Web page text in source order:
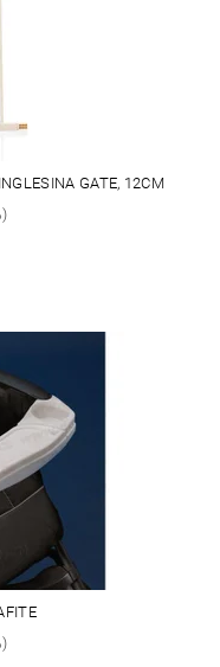
GATE, 12CM